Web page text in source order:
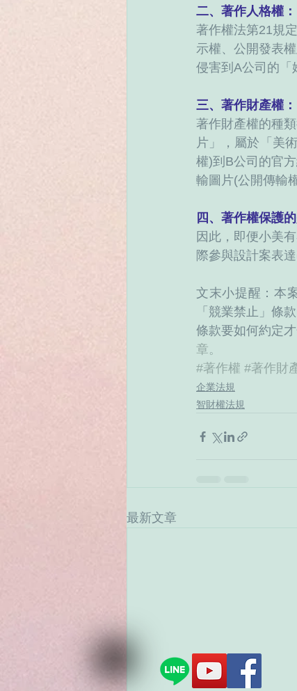
二、著作人格權：
著作權法第21規
示權、公開發表
侵害到A公司的「
三、著作財產權：
著作財產權的種
片」，屬於「美
權)到B公司的官
輸圖片(公開傳輸
四、著作權保護
因此，即便小美
際參與設計案表
文末小提醒：本
「競業禁止」條
條款要如何約定
章。
#著作權 #著作財
企業法規
智財權法規
最新文章